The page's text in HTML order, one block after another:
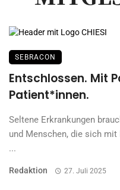
SEBRACON
Entschlossen. Mit
Patient*innen.
Seltene Erkrankungen
und Menschen, die sich
...
Redaktion 27. Juli 2025